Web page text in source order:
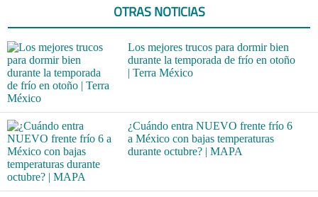
OTRAS NOTICIAS
Los mejores trucos para dormir bien
durante la temporada de frío en otoño
| Terra México
¿Cuándo entra NUEVO frente frío 6
a México con bajas temperaturas
durante octubre? | MAPA